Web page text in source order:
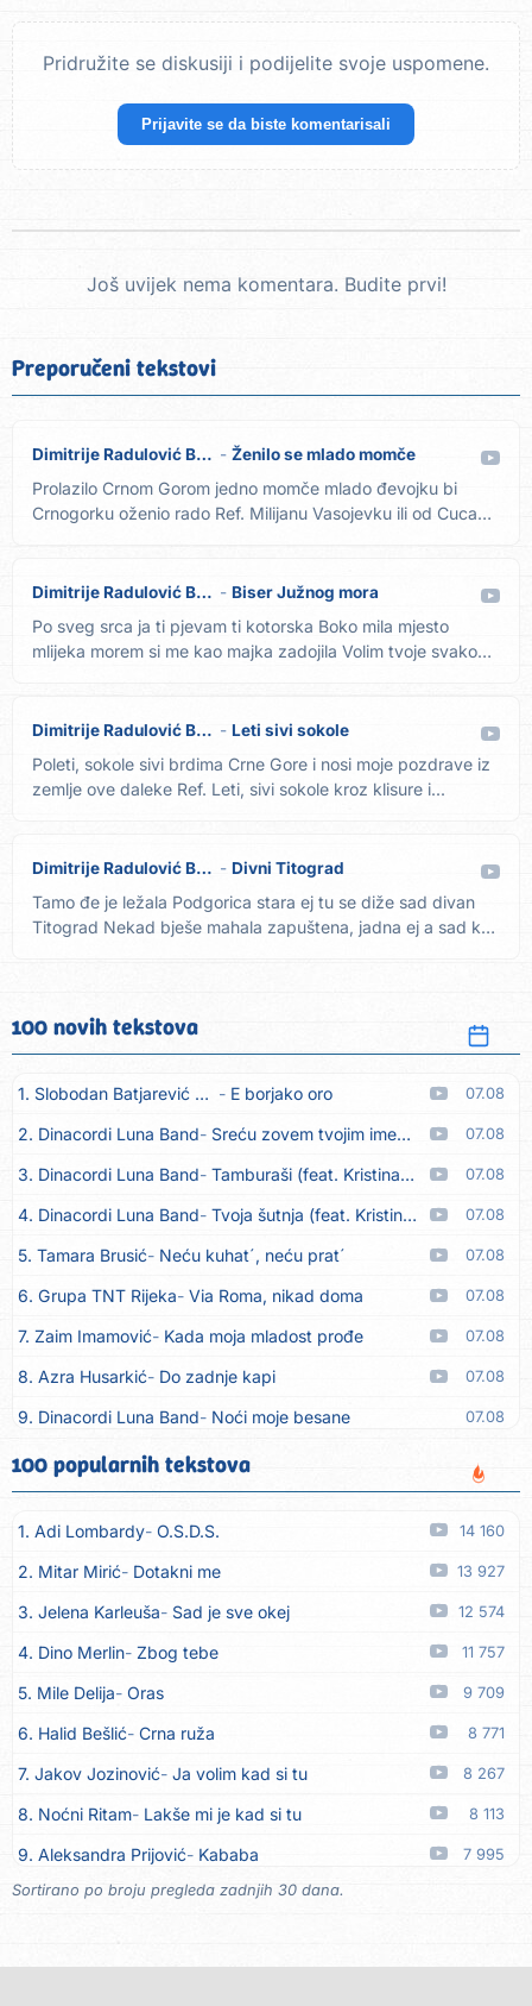
Pridružite se diskusiji i podijelite svoje uspomene.
Prijavite se da biste komentarisali
Još uvijek nema komentara. Budite prvi!
Preporučeni tekstovi
Dimitrije Radulović Bato Ženilo se mlado momče
Prolazilo Crnom Gorom jedno momče mlado đevojku bi
Crnogorku oženio rado Ref. Milijanu Vasojevku ili od Cuca
Dimitrije Radulović Bato Biser Južnog mora
Po sveg srca ja ti pjevam ti kotorska Boko mila mjesto
mlijeka morem si me kao majka zadojila Volim tvoje svako
Dimitrije Radulović Bato Leti sivi sokole
Poleti, sokole sivi brdima Crne Gore i nosi moje pozdrave iz
zemlje ove daleke Ref. Leti, sivi sokole kroz klisure i...
Dimitrije Radulović Bato Divni Titograd
Tamo đe je ležala Podgorica stara ej tu se diže sad divan
Titograd Nekad bješe mahala zapuštena, jadna ej a sad kao
100 novih tekstova
1. Slobodan Batjarević Čobe E borjako oro 07.08
2. Dinacordi Luna Band Sreću zovem tvojim imenom (feat. Kristina Smetko) 07.08
3. Dinacordi Luna Band Tamburaši (feat. Kristina Smetko) 07.08
4. Dinacordi Luna Band Tvoja šutnja (feat. Kristina Smetko) 07.08
5. Tamara Brusić Neću kuhat´, neću prat´ 07.08
6. Grupa TNT Rijeka Via Roma, nikad doma 07.08
7. Zaim Imamović Kada moja mladost prođe 07.08
8. Azra Husarkić Do zadnje kapi 07.08
9. Dinacordi Luna Band Noći moje besane 07.08
10. Pet za 5 Pozdravi mi Stubicu
11. Dinacordi Luna Band Anđeo moj 07.08
12. Vesna Kartuš Vrati se 07.08
13. Severina Pozovi me ti (Anksiozna) 06.08
14. Fidellio Summer Time 06.08
15. Tereza Kesovija Volim te 06.08
16. Ruswaj Sada znam, to je ljubav 06.08
17. Nemanja Panić Daj mu sve što si dala meni 06.08
18. Gustafi Imala je oči pospane 06.08
19. Marko Nedug Pjesma za tebe 06.08
20. Bruno Krajcar Pozitiva 06.08
21. Bruno Krajcar Za nas
100 popularnih tekstova
1. Adi Lombardy O.S.D.S. 14 160
2. Mitar Mirić Dotakni me 13 927
3. Jelena Karleuša Sad je sve okej 12 574
4. Dino Merlin Zbog tebe 11 757
5. Mile Delija Oras 9 709
6. Halid Bešlić Crna ruža 8 771
7. Jakov Jozinović Ja volim kad si tu 8 267
8. Noćni Ritam Lakše mi je kad si tu 8 113
9. Aleksandra Prijović Kababa 7 995
10. Halid Bešlić Ljiljani
Sortirano po broju pregleda zadnjih 30 dana.